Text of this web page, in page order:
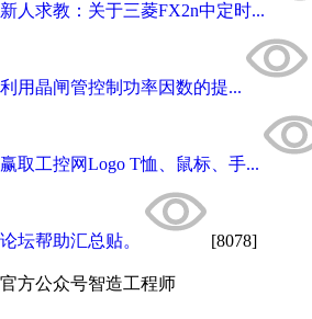
新人求教：关于三菱FX2n中定时...
利用晶闸管控制功率因数的提...
赢取工控网Logo T恤、鼠标、手...
论坛帮助汇总贴。 [8078]
官方公众号智造工程师